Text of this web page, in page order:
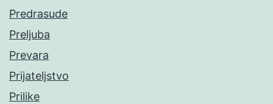
Predrasude
Preljuba
Prevara
Prijateljstvo
Prilike